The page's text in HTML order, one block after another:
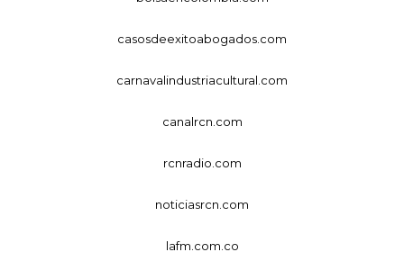
casosdeexitoabogados.com
carnavalindustriacultural.com
canalrcn.com
rcnradio.com
noticiasrcn.com
lafm.com.co